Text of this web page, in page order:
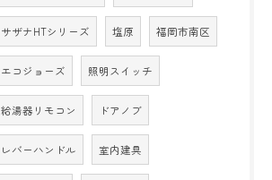
サザナHTシリーズ 塩原 福岡市南区
エコジョーズ 照明スイッチ
給湯器リモコン ドアノブ
レバーハンドル 室内建具